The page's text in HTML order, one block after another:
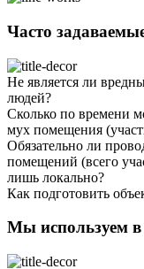
Часто
Не является ли
людей?
Сколько по времени
мух помещения
Обязательно ли
помещений (всего
лишь локально?
Как подготовить
Мы используем